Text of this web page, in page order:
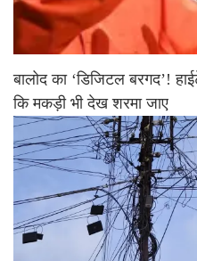
बालोद का ‘डिजिटल बरगद’!
कि मकड़ी भी देख शरमा जाए